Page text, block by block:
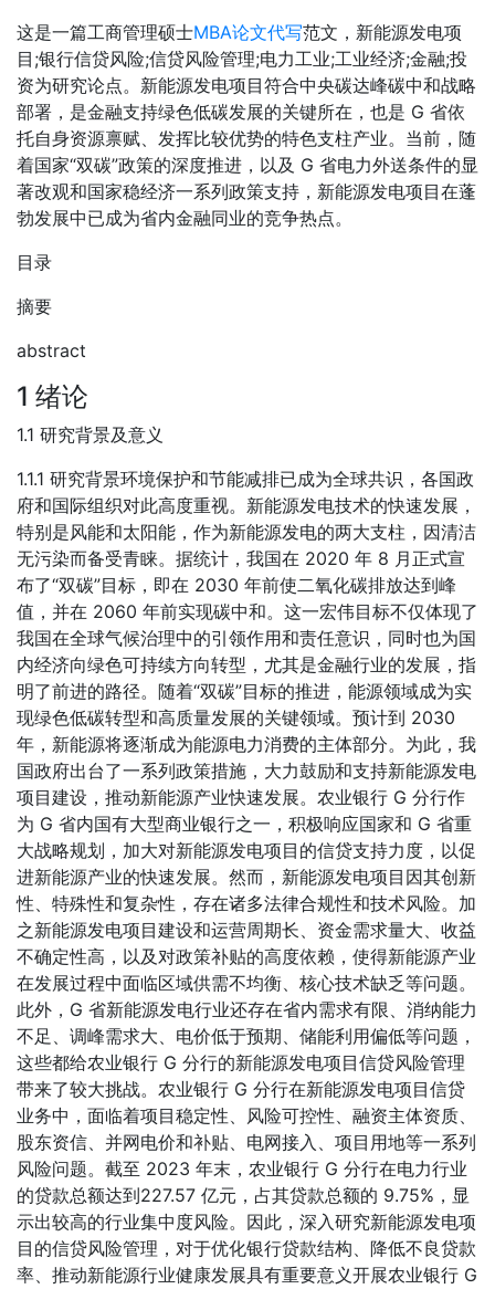
这是一篇工商管理硕士MBA论文代写范文，新能源发电项
目;银行信贷风险;信贷风险管理;电力工业;工业经济;金融;投
资为研究论点。新能源发电项目符合中央碳达峰碳中和战略
部署，是金融支持绿色低碳发展的关键所在，也是 G 省依
托自身资源禀赋、发挥比较优势的特色支柱产业。当前，随
着国家“双碳”政策的深度推进，以及 G 省电力外送条件的显
著改观和国家稳经济一系列政策支持，新能源发电项目在蓬
勃发展中已成为省内金融同业的竞争热点。
目录
摘要
abstract
1 绪论
1.1 研究背景及意义
1.1.1 研究背景环境保护和节能减排已成为全球共识，各国政
府和国际组织对此高度重视。新能源发电技术的快速发展，
特别是风能和太阳能，作为新能源发电的两大支柱，因清洁
无污染而备受青睐。据统计，我国在 2020 年 8 月正式宣
布了“双碳”目标，即在 2030 年前使二氧化碳排放达到峰
值，并在 2060 年前实现碳中和。这一宏伟目标不仅体现了
我国在全球气候治理中的引领作用和责任意识，同时也为国
内经济向绿色可持续方向转型，尤其是金融行业的发展，指
明了前进的路径。随着“双碳”目标的推进，能源领域成为实
现绿色低碳转型和高质量发展的关键领域。预计到 2030
年，新能源将逐渐成为能源电力消费的主体部分。为此，我
国政府出台了一系列政策措施，大力鼓励和支持新能源发电
项目建设，推动新能源产业快速发展。农业银行 G 分行作
为 G 省内国有大型商业银行之一，积极响应国家和 G 省重
大战略规划，加大对新能源发电项目的信贷支持力度，以促
进新能源产业的快速发展。然而，新能源发电项目因其创新
性、特殊性和复杂性，存在诸多法律合规性和技术风险。加
之新能源发电项目建设和运营周期长、资金需求量大、收益
不确定性高，以及对政策补贴的高度依赖，使得新能源产业
在发展过程中面临区域供需不均衡、核心技术缺乏等问题。
此外，G 省新能源发电行业还存在省内需求有限、消纳能力
不足、调峰需求大、电价低于预期、储能利用偏低等问题，
这些都给农业银行 G 分行的新能源发电项目信贷风险管理
带来了较大挑战。农业银行 G 分行在新能源发电项目信贷
业务中，面临着项目稳定性、风险可控性、融资主体资质、
股东资信、并网电价和补贴、电网接入、项目用地等一系列
风险问题。截至 2023 年末，农业银行 G 分行在电力行业
的贷款总额达到227.57 亿元，占其贷款总额的 9.75%，显
示出较高的行业集中度风险。因此，深入研究新能源发电项
目的信贷风险管理，对于优化银行贷款结构、降低不良贷款
率、推动新能源行业健康发展具有重要意义开展农业银行 G